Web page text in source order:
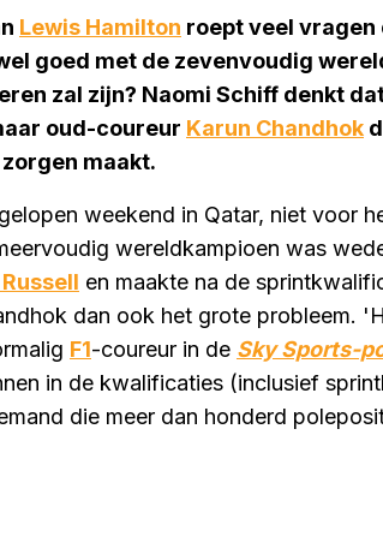
Lewis Hamilton roept veel vragen
goed met de zevenvoudig
zal zijn? Naomi Schiff denkt
oud-coureur Karun Chandhok
maakt.
weekend in Qatar, niet voor
wereldkampioen was
en maakte na de
dan ook het grote probleem.
F1-coureur in de Sky Sports-
in de kwalificaties (inclusief
die meer dan honderd